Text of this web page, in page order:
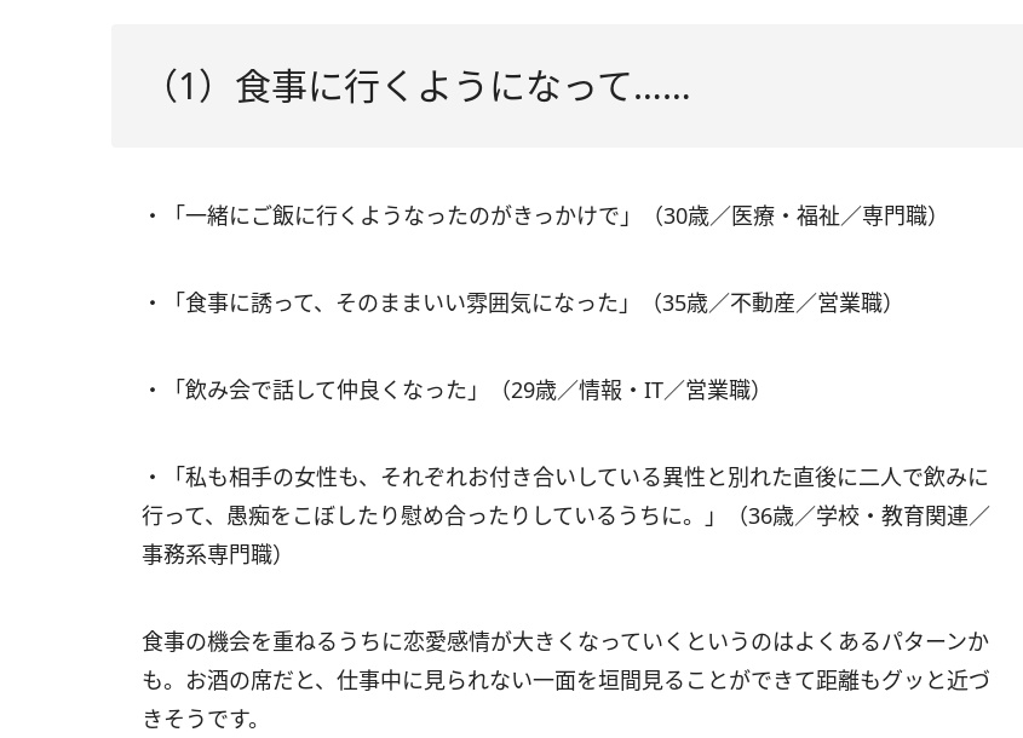
（1）食事に行くようになって……
・「一緒にご飯に行くようなったのがきっかけで」（30歳／医療・福祉／専門職）
・「食事に誘って、そのままいい雰囲気になった」（35歳／不動産／営業職）
・「飲み会で話して仲良くなった」（29歳／情報・IT／営業職）
・「私も相手の女性も、それぞれお付き合いしている異性と別れた直後に二人で飲みに
行って、愚痴をこぼしたり慰め合ったりしているうちに。」（36歳／学校・教育関連／
事務系専門職）
食事の機会を重ねるうちに恋愛感情が大きくなっていくというのはよくあるパターンか
も。お酒の席だと、仕事中に見られない一面を垣間見ることができて距離もグッと近づ
きそうです。